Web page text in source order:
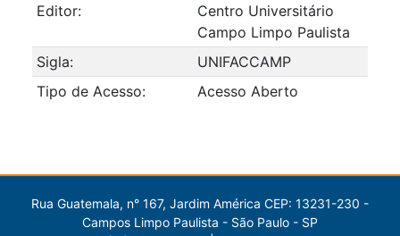
Editor:
Centro Universitário
Campo Limpo Paulista
Sigla:
UNIFACCAMP
Tipo de Acesso:
Acesso Aberto
Rua Guatemala, n° 167, Jardim América CEP: 13231-230 -
Campos Limpo Paulista - São Paulo - SP